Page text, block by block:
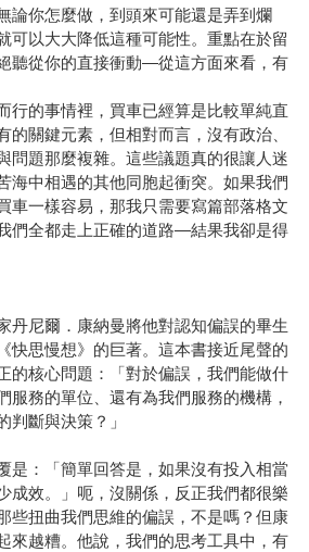
論你怎麼做，到頭來可能還是弄到爛
可以大大降低這種可能性。重點在於留
聽從你的直接衝動—從這方面來看，有
行的事情裡，買車已經算是比較單純直
的關鍵元素，但相對而言，沒有政治、
問題那麼複雜。這些議題真的很讓人迷
海中相遇的其他同胞起衝突。如果我們
車一樣容易，那我只需要寫篇部落格文
們全都走上正確的道路—結果我卻是得
丹尼爾．康納曼將他對認知偏誤的畢生
快思慢想》的巨著。這本書接近尾聲的
的核心問題：「對於偏誤，我們能做什
服務的單位、還有為我們服務的機構，
判斷與決策？」
是：「簡單回答是，如果沒有投入相當
成效。」呃，沒關係，反正我們都很樂
些扭曲我們思維的偏誤，不是嗎？但康
來越糟。他說，我們的思考工具中，有